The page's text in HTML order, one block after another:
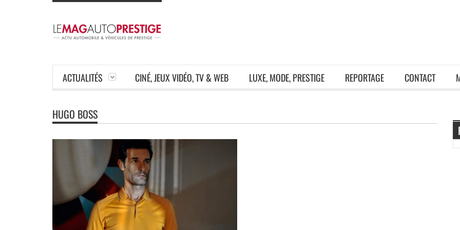
ACTUALITÉS CINÉ, JEUX VIDÉO, TV & WEB LUXE, MODE, PRESTIGE REPORTAGE CONTACT
HUGO BOSS